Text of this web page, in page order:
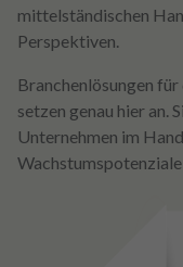
mittelständischen
Perspektiven.
Branchenlösungen
setzen genau hier an.
Unternehmen im